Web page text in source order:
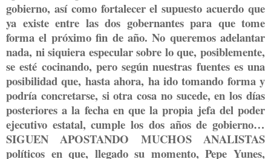
gobierno, así como fortalecer el supuesto acuerdo que
ya existe entre las dos gobernantes para que tome
forma el próximo fin de año. No queremos adelantar
nada, ni siquiera especular sobre lo que, posiblemente,
se esté cocinando, pero según nuestras fuentes es una
posibilidad que, hasta ahora, ha ido tomando forma y
podría concretarse, si otra cosa no sucede, en los días
posteriores a la fecha en que la propia jefa del poder
ejecutivo estatal, cumple los dos años de gobierno…
SIGUEN APOSTANDO MUCHOS ANALISTAS
políticos en que, llegado su momento, Pepe Yunes,